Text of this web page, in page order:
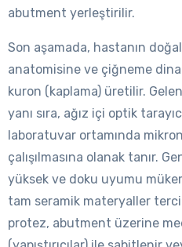
abutment yerleştirilir.
Son aşamada, hastanın
anatomisine ve çiğneme
kuron (kaplama) üretilir.
yanı sıra, ağız içi optik
laboratuvar ortamında
çalışılmasına olanak tanır.
yüksek ve doku uyumu
tam seramik materyaller
protez, abutment üzerine